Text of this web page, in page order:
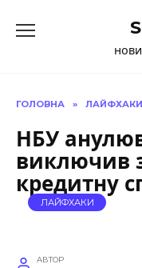
до
ГОЛОВНА » ЛАЙФХАКИ
НБУ
виключив
кредитну
ЛАЙФХАКИ
АВТОР